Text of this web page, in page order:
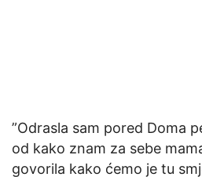
”Odrasla sam pored Doma
od kako znam za sebe
govorila kako ćemo je tu